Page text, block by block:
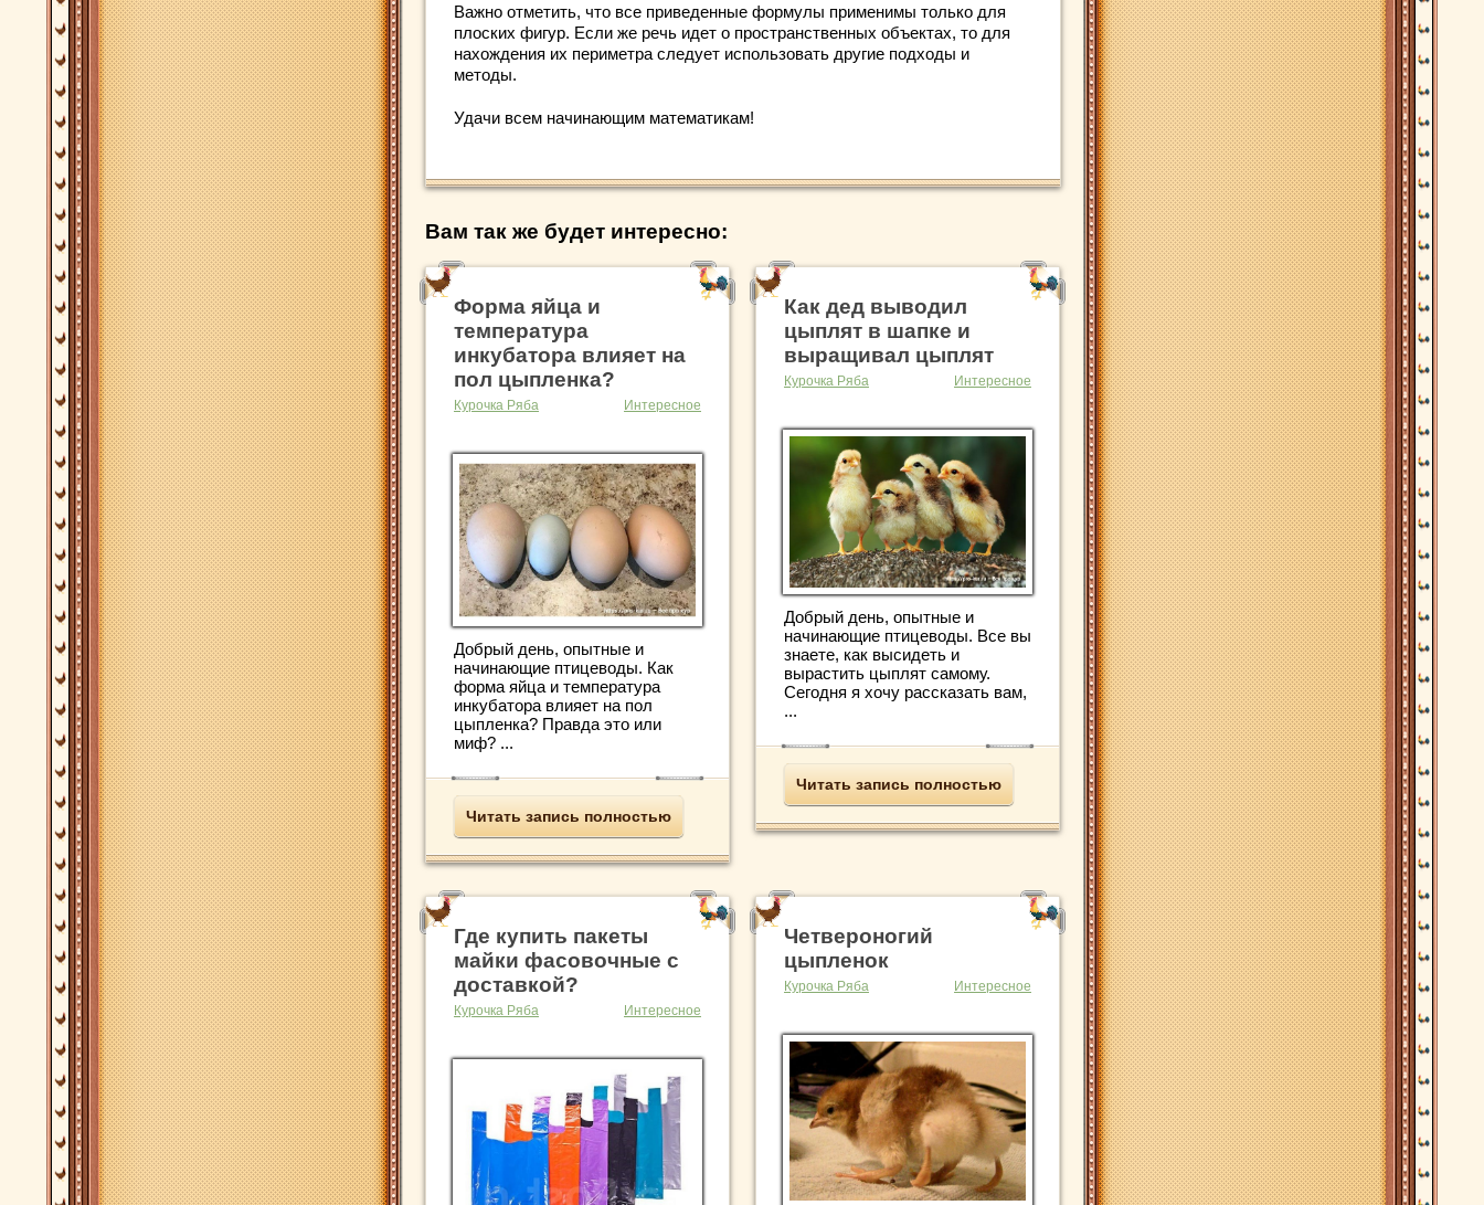
Важно отметить, что все приведенные формулы применимы только для
плоских фигур. Если же речь идет о пространственных объектах, то для
нахождения их периметра следует использовать другие подходы и
методы.
Удачи всем начинающим математикам!
Вам так же будет интересно:
Форма яйца и
температура
инкубатора влияет на
пол цыпленка?
Курочка Ряба Интересное
Добрый день, опытные и
начинающие птицеводы. Как
форма яйца и температура
инкубатора влияет на пол
цыпленка? Правда это или
миф? ...
Читать запись полностью
Как дед выводил
цыплят в шапке и
выращивал цыплят
Курочка Ряба Интересное
Добрый день, опытные и
начинающие птицеводы. Все вы
знаете, как высидеть и
вырастить цыплят самому.
Сегодня я хочу рассказать вам,
...
Читать запись полностью
Где купить пакеты
майки фасовочные с
доставкой?
Курочка Ряба Интересное
Четвероногий
цыпленок
Курочка Ряба Интересное